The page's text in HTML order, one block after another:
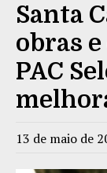
Santa
obras
PAC
13 de maio de